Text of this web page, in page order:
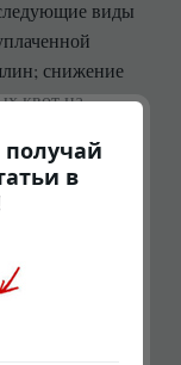
виды
снижение
квот на
К некоторым
режим не
развитию
на
в